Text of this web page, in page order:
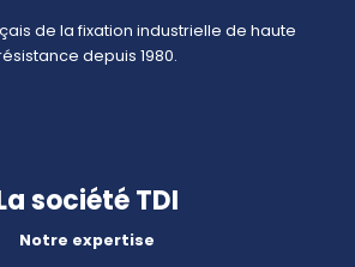
de la fixation industrielle de haute
depuis 1980.
société TDI
Notre expertise